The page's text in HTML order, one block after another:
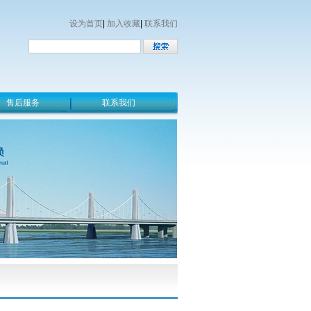
设为首页 加入收藏 联系我们
售后服务 联系我们